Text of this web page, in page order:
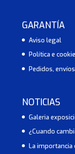
GARANTÍA
Aviso legal
Política e
Pedidos,
NOTICIAS
Galeria
¿Cuando
La importancia